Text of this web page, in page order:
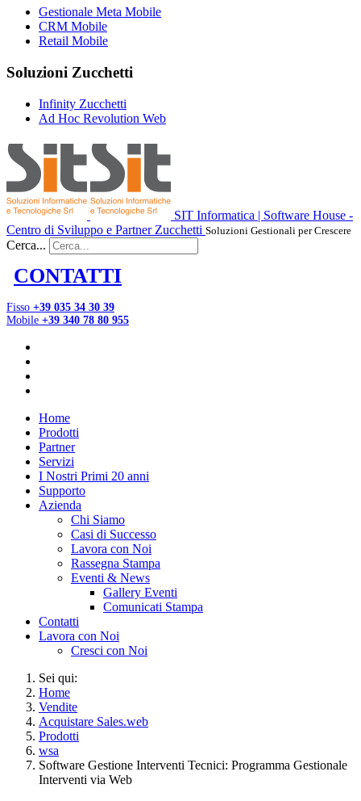
Gestionale Meta Mobile
CRM Mobile
Retail Mobile
Soluzioni Zucchetti
Infinity Zucchetti
Ad Hoc Revolution Web
SIT Informatica | Software House -
Centro di Sviluppo e Partner Zucchetti Soluzioni Gestionali per Crescere
Cerca...
CONTATTI
Fisso +39 035 34 30 39
Mobile +39 340 78 80 955
Home
Prodotti
Partner
Servizi
I Nostri Primi 20 anni
Supporto
Azienda
Chi Siamo
Casi di Successo
Lavora con Noi
Rassegna Stampa
Eventi & News
Gallery Eventi
Comunicati Stampa
Contatti
Lavora con Noi
Cresci con Noi
Sei qui:
Home
Vendite
Acquistare Sales.web
Prodotti
wsa
Software Gestione Interventi Tecnici: Programma Gestionale
Interventi via Web